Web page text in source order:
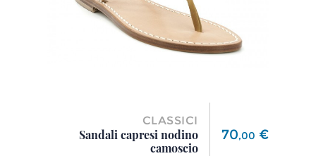
CLASSICI
Sandali capresi nodino
camoscio
Prezzo
70,00 €